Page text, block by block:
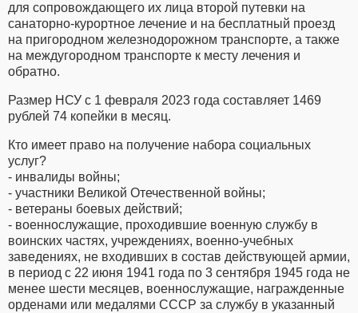
для сопровождающего их лица второй путевки на
санаторно-курортное лечение и на бесплатный проезд
на пригородном железнодорожном транспорте, а также
на междугородном транспорте к месту лечения и
обратно.
Размер НСУ с 1 февраля 2023 года составляет 1469
рублей 74 копейки в месяц.
Кто имеет право на получение набора социальных
услуг?
- инвалиды войны;
- участники Великой Отечественной войны;
- ветераны боевых действий;
- военнослужащие, проходившие военную службу в
воинских частях, учреждениях, военно-учебных
заведениях, не входивших в состав действующей армии,
в период с 22 июня 1941 года по 3 сентября 1945 года не
менее шести месяцев, военнослужащие, награжденные
орденами или медалями СССР за службу в указанный